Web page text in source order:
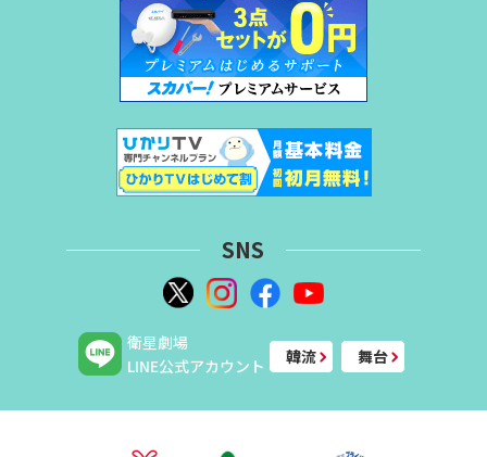
SNS
衛星劇場
LINE公式アカウント
韓流 舞台